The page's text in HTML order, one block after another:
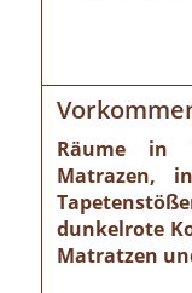
Räume in
Matrazen,
dunkelrote
Matratzen